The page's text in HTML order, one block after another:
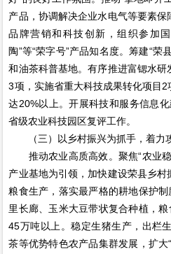
产品，协调解决企业水电气等要素
品牌营销和科技创新，组织参加
陶”等“荣字号”产品知名度。筹建“荣
和油茶科普基地。有序推进富锶水研
3项，实施省重大科技成果转化项目
达20%以上。开展科技和服务信息
省级农业科技园区复评工作。
（三）以乡村振兴为抓手，着力
推动农业高质高效。聚焦“农业稳
产业基地为引领，加快建设荣县乡
粮食生产，落实最严格的耕地保护
里长廊、玉米大豆带状复合种植，
45万吨以上。稳定生猪生产，出栏
茶等优势特色农产品集群发展，扩